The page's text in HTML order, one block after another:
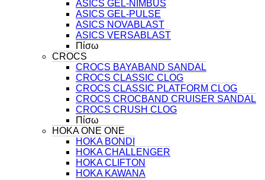
ASICS GEL-NIMBUS
ASICS GEL-PULSE
ASICS NOVABLAST
ASICS VERSABLAST
Πίσω
CROCS
CROCS BAYABAND SANDAL
CROCS CLASSIC CLOG
CROCS CLASSIC PLATFORM CLOG
CROCS CROCBAND CRUISER SANDAL
CROCS CRUSH CLOG
Πίσω
HOKA ONE ONE
HOKA BONDI
HOKA CHALLENGER
HOKA CLIFTON
HOKA KAWANA